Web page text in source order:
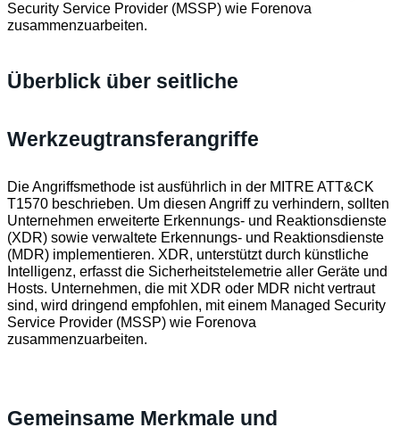
Security Service Provider (MSSP) wie Forenova
zusammenzuarbeiten.
Überblick über seitliche
Werkzeugtransferangriffe
Die Angriffsmethode ist ausführlich in der MITRE ATT&CK
T1570 beschrieben. Um diesen Angriff zu verhindern, sollten
Unternehmen erweiterte Erkennungs- und Reaktionsdienste
(XDR) sowie verwaltete Erkennungs- und Reaktionsdienste
(MDR) implementieren. XDR, unterstützt durch künstliche
Intelligenz, erfasst die Sicherheitstelemetrie aller Geräte und
Hosts. Unternehmen, die mit XDR oder MDR nicht vertraut
sind, wird dringend empfohlen, mit einem Managed Security
Service Provider (MSSP) wie Forenova
zusammenzuarbeiten.
Gemeinsame Merkmale und